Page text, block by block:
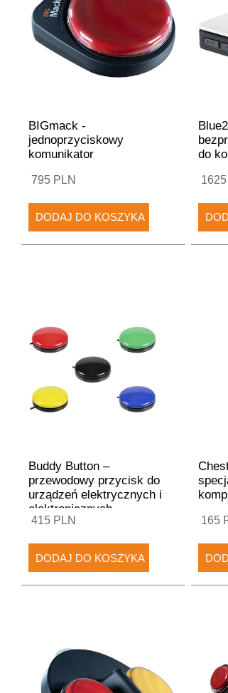
BIGmack -
jednoprzyciskowy
komunikator
795 PLN
do
Buddy Button –
przewodowy przycisk do
urządzeń elektrycznych i
elektronicznych
415 PLN 165